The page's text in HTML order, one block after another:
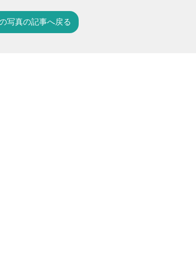
写真の記事へ戻る